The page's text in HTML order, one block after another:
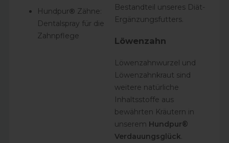
Hundpur® Zähne:
Dentalspray für die
Zahnpflege
Bestandteil unseres Diät-
Ergänzungsfutters.
Löwenzahn
Löwenzahnwurzel und
Löwenzahnkraut sind
weitere natürliche
Inhaltsstoffe aus
bewährten Kräutern in
unserem Hundpur®
Verdauungsglück
8.775 Bewertungen